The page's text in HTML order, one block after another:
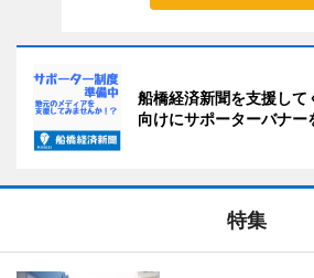
船橋経済新聞を支援して
向けにサポーターバナー
特集